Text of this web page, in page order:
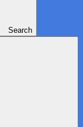
Search